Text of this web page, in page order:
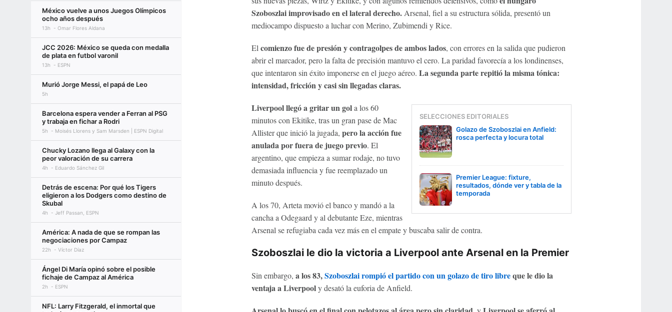
México vuelve a unos Juegos Olímpicos
ocho años después
13h Omar Flores Aldana
JCC 2026: México se queda con medalla
de plata en futbol varonil
13h ESPN
Murió Jorge Messi, el papá de Leo
5h
Barcelona espera vender a Ferran al PSG
y trabaja en fichar a Rodri
5h Moisés Llorens y Sam Marsden | ESPN Digital
Chucky Lozano llega al Galaxy con la
peor valoración de su carrera
4h Eduardo Sánchez Gil
Detrás de escena: Por qué los Tigers
eligieron a los Dodgers como destino de
Skubal
4h Jeff Passan, ESPN
América: A nada de que se rompan las
negociaciones por Campaz
22h Víctor Díaz
Ángel Di María opinó sobre el posible
fichaje de Campaz al América
2h ESPN
NFL: Larry Fitzgerald, el inmortal que
Szoboszlai improvisado en el lateral derecho.Arsenal, fiel a su estructura sólida, presentó un
mediocampo dispuesto a luchar con Merino, Zubimendi y Rice.
Elcomienzo fue de presión y contragolpes de ambos lados, con errores en la salida que pudieron
abrir el marcador, pero la falta de precisión mantuvo el cero. La paridad favorecía a los londinenses,
que intentaron sin éxito imponerse en el juego aéreo. La segunda parte repitió la misma tónica:
intensidad, fricción y casi sin llegadas claras.
SELECCIONES EDITORIALES
Golazo de Szoboszlai en Anfield:
rosca perfecta y locura total
Premier League: fixture,
resultados, dónde ver y tabla de la
temporada
Liverpool llegó a gritar un gola los 60
minutos con Ekitike, tras un gran pase de Mac
Allister que inició la jugada, pero la acción fue
anulada por fuera de juego previo. El
argentino, que empieza a sumar rodaje, no tuvo
demasiada influencia y fue reemplazado un
minuto después.
A los 70, Arteta movió el banco y mandó a la
cancha a Odegaard y al debutante Eze, mientras
Arsenal se refugiaba cada vez más en el empate y buscaba salir de contra.
Szoboszlai le dio la victoria a Liverpool ante Arsenal en la Premier
Sin embargo, a los 83,Szoboszlai rompió el partido con un golazo de tiro libreque le dio la
ventaja a Liverpooly desató la euforia de Anfield.